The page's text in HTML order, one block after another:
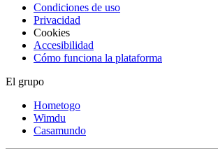
Condiciones de uso
Privacidad
Cookies
Accesibilidad
Cómo funciona la plataforma
El grupo
Hometogo
Wimdu
Casamundo